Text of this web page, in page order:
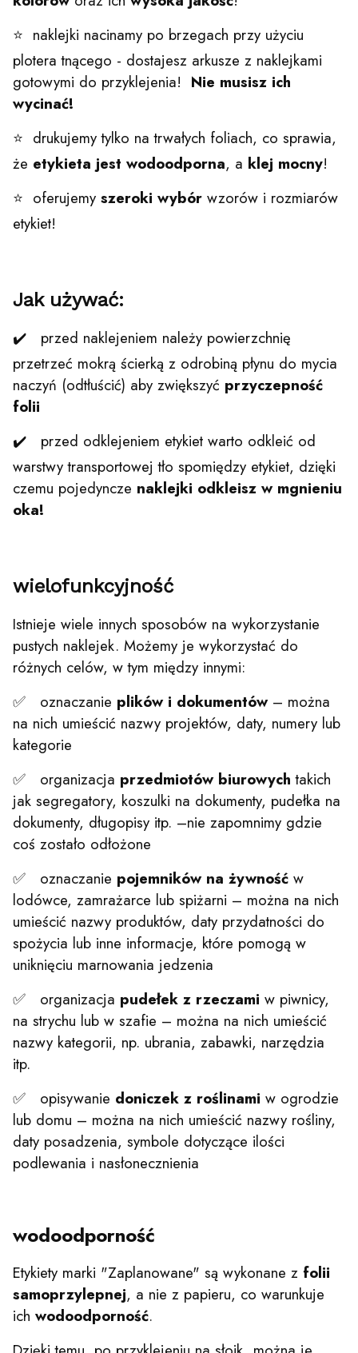
⭐ naklejki nacinamy po brzegach przy użyciu
plotera tnącego - dostajesz arkusze z naklejkami
gotowymi do przyklejenia! Nie musisz ich
wycinać!
⭐ drukujemy tylko na trwałych foliach, co sprawia,
że etykieta jest wodoodporna, a klej mocny!
⭐ oferujemy szeroki wybór wzorów i rozmiarów
etykiet!
Jak używać:
✔️ przed naklejeniem należy powierzchnię
przetrzeć mokrą ścierką z odrobiną płynu do mycia
naczyń (odtłuścić) aby zwiększyć przyczepność
folii
✔️ przed odklejeniem etykiet warto odkleić od
warstwy transportowej tło spomiędzy etykiet, dzięki
czemu pojedyncze naklejki odkleisz w mgnieniu
oka!
wielofunkcyjność
Istnieje wiele innych sposobów na wykorzystanie
pustych naklejek. Możemy je wykorzystać do
różnych celów, w tym między innymi:
✅ oznaczanie plików i dokumentów– można
na nich umieścić nazwy projektów, daty, numery lub
kategorie
✅ organizacja przedmiotów biurowych takich
jak segregatory, koszulki na dokumenty, pudełka na
dokumenty, długopisy itp. –nie zapomnimy gdzie
coś zostało odłożone
✅ oznaczanie pojemników na żywność w
lodówce, zamrażarce lub spiżarni – można na nich
umieścić nazwy produktów, daty przydatności do
spożycia lub inne informacje, które pomogą w
uniknięciu marnowania jedzenia
✅ organizacja pudełek z rzeczami w piwnicy,
na strychu lub w szafie – można na nich umieścić
nazwy kategorii, np. ubrania, zabawki, narzędzia
itp.
✅ opisywanie doniczek z roślinami w ogrodzie
lub domu – można na nich umieścić nazwy rośliny,
daty posadzenia, symbole dotyczące ilości
podlewania i nasłonecznienia
wodoodporność
Etykiety marki "Zaplanowane" są wykonane z folii
samoprzylepnej, a nie z papieru, co warunkuje
ich wodoodporność.